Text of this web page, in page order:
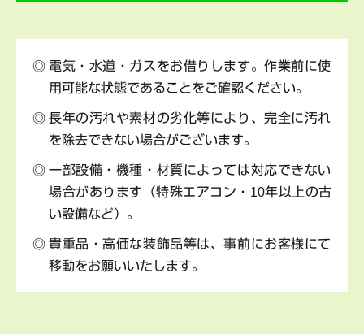
電気・水道・ガスをお借りします。作業前に使
用可能な状態であることをご確認ください。
長年の汚れや素材の劣化等により、完全に汚れ
を除去できない場合がございます。
一部設備・機種・材質によっては対応できない
場合があります（特殊エアコン・10年以上の古
い設備など）。
貴重品・高価な装飾品等は、事前にお客様にて
移動をお願いいたします。